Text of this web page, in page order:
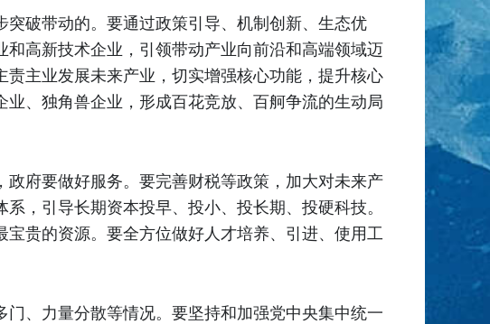
破带动的。要通过政策引导、机制创新、生态优
高新技术企业，引领带动产业向前沿和高端领域迈
主业发展未来产业，切实增强核心功能，提升核心
、独角兽企业，形成百花竞放、百舸争流的生动局
府要做好服务。要完善财税等政策，加大对未来产
，引导长期资本投早、投小、投长期、投硬科技。
贵的资源。要全方位做好人才培养、引进、使用工
、力量分散等情况。要坚持和加强党中央集中统一